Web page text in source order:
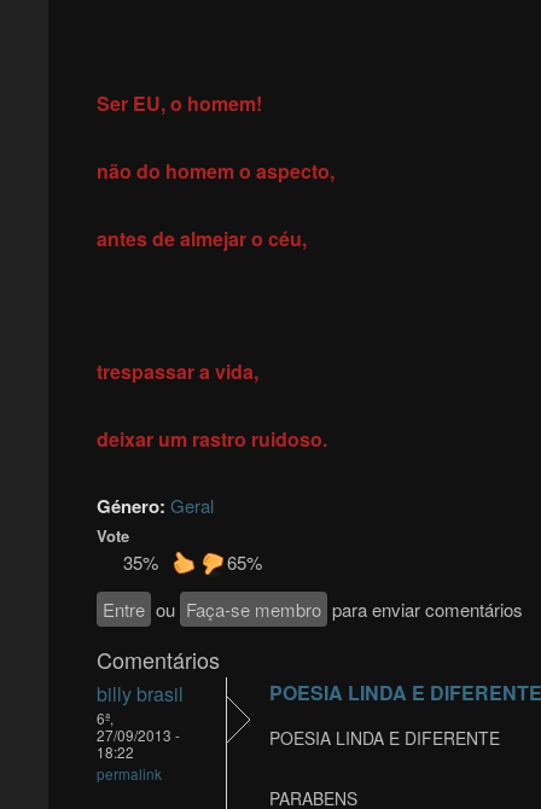
Ser EU, o homem!
não do homem o aspecto,
antes de almejar o céu,
trespassar a vida,
deixar um rastro ruidoso.
Género: Geral
Vote
35%
65%
Entre ou Faça-se membro para enviar comentários
Comentários
billy brasil
6ª,
27/09/2013 -
18:22
permalink
POESIA LINDA E DIFERENTE
POESIA LINDA E DIFERENTE
PARABENS